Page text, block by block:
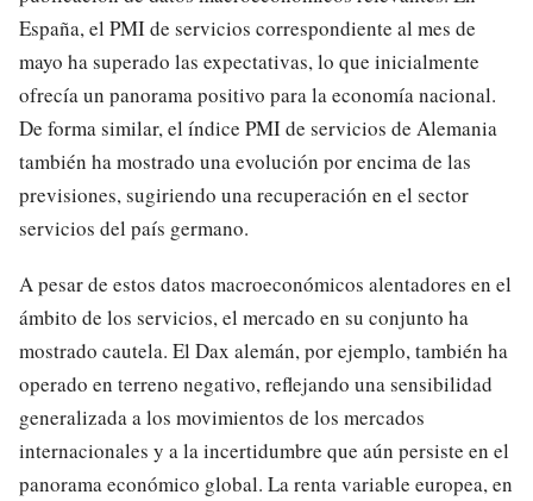
España, el PMI de servicios correspondiente al mes de
mayo ha superado las expectativas, lo que inicialmente
ofrecía un panorama positivo para la economía nacional.
De forma similar, el índice PMI de servicios de Alemania
también ha mostrado una evolución por encima de las
previsiones, sugiriendo una recuperación en el sector
servicios del país germano.
A pesar de estos datos macroeconómicos alentadores en el
ámbito de los servicios, el mercado en su conjunto ha
mostrado cautela. El Dax alemán, por ejemplo, también ha
operado en terreno negativo, reflejando una sensibilidad
generalizada a los movimientos de los mercados
internacionales y a la incertidumbre que aún persiste en el
panorama económico global. La renta variable europea, en